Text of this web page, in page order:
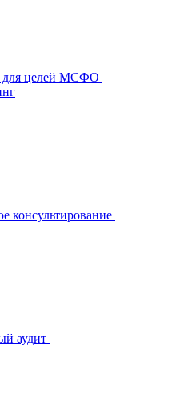
для целей МСФО
консультирование
аудит